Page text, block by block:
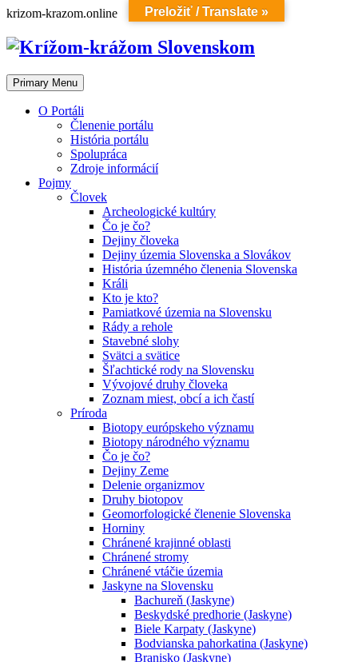
Skip
content
krizom-krazom.online
Primary Menu
O Portáli
Členenie portálu
História portálu
Spolupráca
Zdroje informácií
Pojmy
Človek
Archeologické kultúry
Čo je čo?
Dejiny človeka
Dejiny územia Slovenska a Slovákov
História územného členenia Slovenska
Králi
Kto je kto?
Pamiatkové územia na Slovensku
Rády a rehole
Stavebné slohy
Svätci a svätice
Šľachtické rody na Slovensku
Vývojové druhy človeka
Zoznam miest, obcí a ich častí
Príroda
Biotopy európskeho významu
Biotopy národného významu
Čo je čo?
Dejiny Zeme
Delenie organizmov
Druhy biotopov
Geomorfologické členenie Slovenska
Horniny
Chránené krajinné oblasti
Chránené stromy
Chránené vtáčie územia
Jaskyne na Slovensku
Bachureň (Jaskyne)
Beskydské predhorie (Jaskyne)
Biele Karpaty (Jaskyne)
Bodvianska pahorkatina (Jaskyne)
Branisko (Jaskyne)
Preložiť / Translate »